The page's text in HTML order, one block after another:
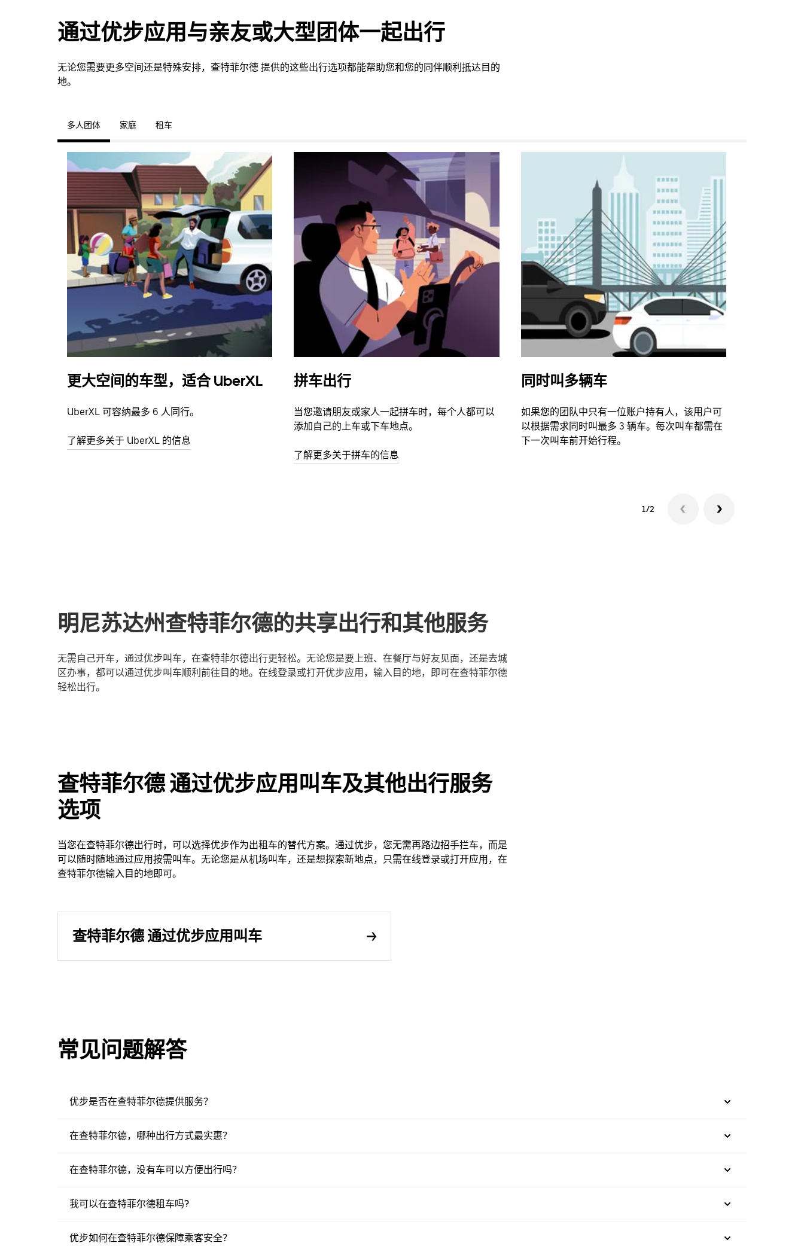
通过优步应用与亲友或大型团体一起出行
无论您需要更多空间还是特殊安排，查特菲尔德 提供的这些出行选项都能帮助您和您的同伴顺利抵达目的
地。
多人团体 家庭 租车
更大空间的车型，适合 UberXL
UberXL 可容纳最多 6 人同行。
了解更多关于 UberXL 的信息
拼车出行
当您邀请朋友或家人一起拼车时，每个人都可以
添加自己的上车或下车地点。
了解更多关于拼车的信息
同时叫多辆车
如果您的团队中只有一位账户持有人，该用户可
以根据需求同时叫最多 3 辆车。每次叫车都需在
下一次叫车前开始行程。
1/2
明尼苏达州查特菲尔德的共享出行和其他服务
无需自己开车，通过优步叫车，在查特菲尔德出行更轻松。无论您是要上班、在餐厅与好友见面，还是去城
区办事，都可以通过优步叫车顺利前往目的地。在线登录或打开优步应用，输入目的地，即可在查特菲尔德
轻松出行。
查特菲尔德 通过优步应用叫车及其他出行服务
选项
当您在查特菲尔德出行时，可以选择优步作为出租车的替代方案。通过优步，您无需再路边招手拦车，而是
可以随时随地通过应用按需叫车。无论您是从机场叫车，还是想探索新地点，只需在线登录或打开应用，在
查特菲尔德输入目的地即可。
查特菲尔德 通过优步应用叫车
常见问题解答
优步是否在查特菲尔德提供服务？
在查特菲尔德，哪种出行方式最实惠？
在查特菲尔德，没有车可以方便出行吗？
我可以在查特菲尔德租车吗?
优步如何在查特菲尔德保障乘客安全？